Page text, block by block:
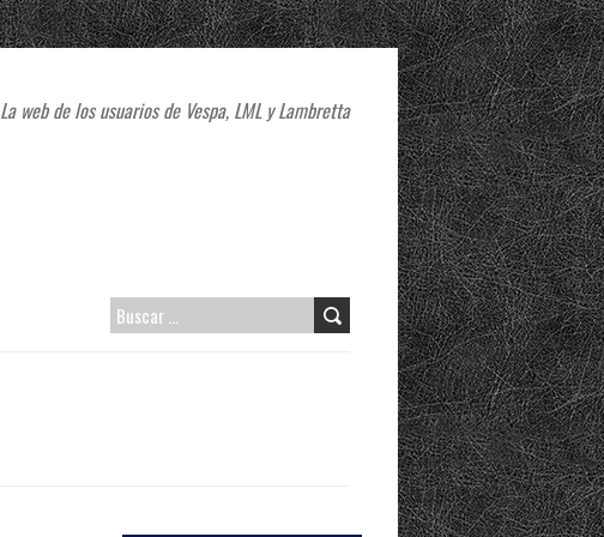
La web de los usuarios de Vespa, LML y Lambretta
B